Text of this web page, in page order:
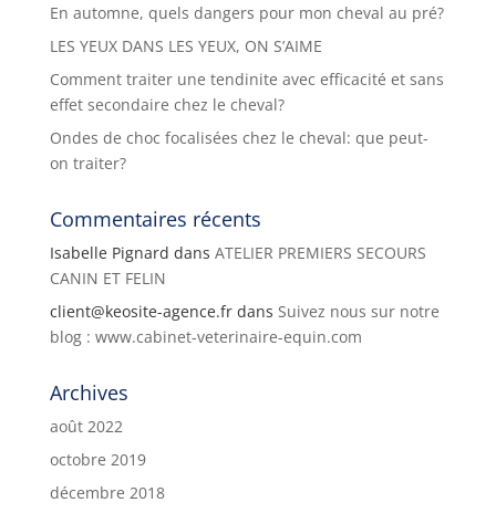
En automne, quels dangers pour mon cheval au pré?
LES YEUX DANS LES YEUX, ON S’AIME
Comment traiter une tendinite avec efficacité et sans
effet secondaire chez le cheval?
Ondes de choc focalisées chez le cheval: que peut-
on traiter?
Commentaires récents
Isabelle Pignard dans ATELIER PREMIERS SECOURS
CANIN ET FELIN
client@keosite-agence.frdans Suivez nous sur notre
blog : www.cabinet-veterinaire-equin.com
Archives
août 2022
octobre 2019
décembre 2018